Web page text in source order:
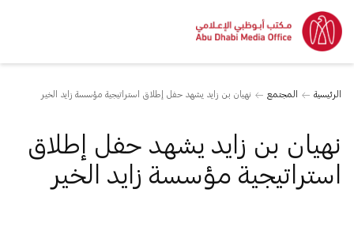
الرئيسية المجتمع نهيان بن زايد يشهد حفل إطلاق استراتيجية مؤسسة زايد الخير
نهيان بن زايد يشهد حفل إطلاق
استراتيجية مؤسسة زايد الخير